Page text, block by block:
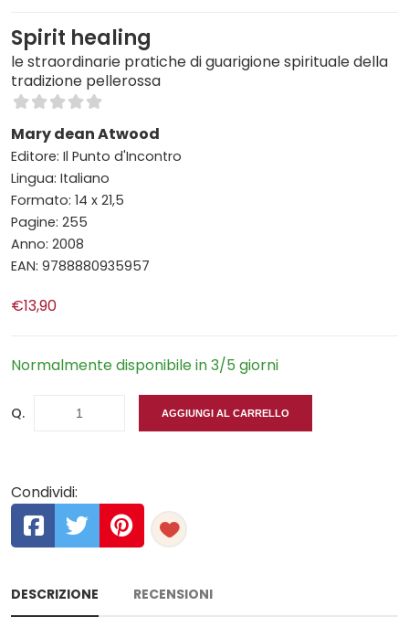
Spirit healing
le straordinarie pratiche di guarigione spirituale della
tradizione pellerossa
Mary dean Atwood
Editore: Il Punto d'Incontro
Lingua: Italiano
Formato: 14 x 21,5
Pagine: 255
Anno: 2008
EAN: 9788880935957
€13,90
Normalmente disponibile in 3/5 giorni
Q. AGGIUNGI AL CARRELLO
Condividi:
DESCRIZIONE RECENSIONI